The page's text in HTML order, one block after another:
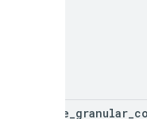
enable granular